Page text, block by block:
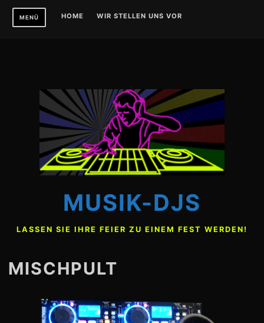
Zum
InhaltMENÜ HOME WIR STELLEN UNS VOR
MUSIK-DJS
LASSEN SIE IHRE FEIER ZU EINEM FEST WERDEN!
MISCHPULT